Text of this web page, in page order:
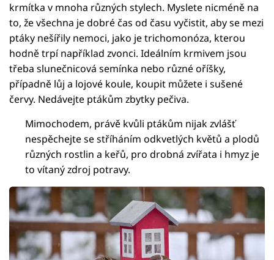
krmítka v mnoha různých stylech. Myslete nicméně na
to, že všechna je dobré čas od času vyčistit, aby se mezi
ptáky nešířily nemoci, jako je trichomonóza, kterou
hodně trpí například zvonci. Ideálním krmivem jsou
třeba slunečnicová semínka nebo různé oříšky,
případně lůj a lojové koule, koupit můžete i sušené
červy. Nedávejte ptákům zbytky pečiva.
Mimochodem, právě kvůli ptákům nijak zvlášť
nespěchejte se stříháním odkvetlých květů a plodů
různých rostlin a keřů, pro drobná zvířata i hmyz je
to vítaný zdroj potravy.